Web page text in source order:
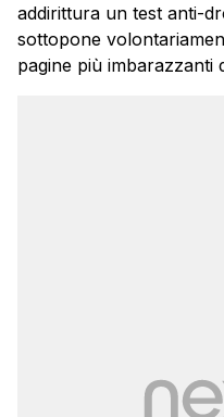
addirittura un test anti-
sottopone
pagine più imbarazzanti